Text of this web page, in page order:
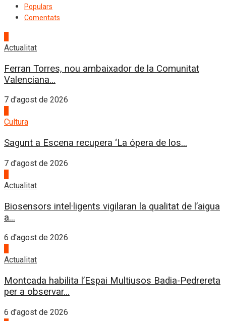
Populars
Comentats
Actualitat
Ferran Torres, nou ambaixador de la Comunitat
Valenciana...
7 d'agost de 2026
Cultura
Sagunt a Escena recupera ‘La ópera de los...
7 d'agost de 2026
Actualitat
Biosensors intel·ligents vigilaran la qualitat de l’aigua
a...
6 d'agost de 2026
Actualitat
Montcada habilita l’Espai Multiusos Badia-Pedrereta
per a observar...
6 d'agost de 2026